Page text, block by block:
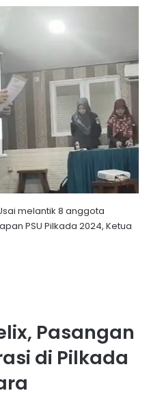
melantik 8 anggota
PSU Pilkada 2024, Ketua
Pasangan
di Pilkada